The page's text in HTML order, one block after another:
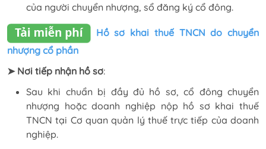
của người chuyển nhượng, sổ đăng ký cổ đông.
Hồ sơ khai thuế TNCN do chuyển
nhượng cổ phần
➤ Nơi tiếp nhận hồ sơ:
Sau khi chuẩn bị đầy đủ hồ sơ, cổ đông chuyển
nhượng hoặc doanh nghiệp nộp hồ sơ khai thuế
TNCN tại Cơ quan quản lý thuế trực tiếp của doanh
nghiệp.